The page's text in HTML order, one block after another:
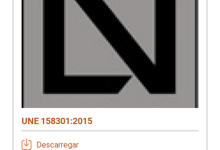
UNE 158301:2015
Descarregar